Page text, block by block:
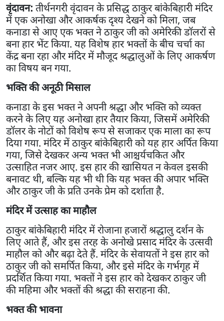
वृंदावन: तीर्थनगरी वृंदावन के प्रसिद्ध ठाकुर बांकेबिहारी मंदिर
में एक अनोखा और आकर्षक दृश्य देखने को मिला, जब
कनाडा से आए एक भक्त ने ठाकुर जी को अमेरिकी डॉलरों से
बना हार भेंट किया. यह विशेष हार भक्तों के बीच चर्चा का
केंद्र बना रहा और मंदिर में मौजूद श्रद्धालुओं के लिए आकर्षण
का विषय बन गया.
भक्ति की अनूठी मिसाल
कनाडा के इस भक्त ने अपनी श्रद्धा और भक्ति को व्यक्त
करने के लिए यह अनोखा हार तैयार किया, जिसमें अमेरिकी
डॉलर के नोटों को विशेष रूप से सजाकर एक माला का रूप
दिया गया. मंदिर में ठाकुर बांकेबिहारी को यह हार अर्पित किया
गया, जिसे देखकर अन्य भक्त भी आश्चर्यचकित और
उत्साहित नजर आए. इस हार की खासियत न केवल इसकी
बनावट थी, बल्कि यह भी थी कि यह भक्त की अपार भक्ति
और ठाकुर जी के प्रति उनके प्रेम को दर्शाता है.
मंदिर में उत्साह का माहौल
ठाकुर बांकेबिहारी मंदिर में रोजाना हजारों श्रद्धालु दर्शन के
लिए आते हैं, और इस तरह के अनोखे प्रसाद मंदिर के उत्सवी
माहौल को और बढ़ा देते हैं. मंदिर के सेवायतों ने इस हार को
ठाकुर जी को समर्पित किया, और इसे मंदिर के गर्भगृह में
प्रदर्शित किया गया. भक्तों ने इस हार को देखकर ठाकुर जी
की महिमा और भक्तों की श्रद्धा की सराहना की.
भक्त की भावना